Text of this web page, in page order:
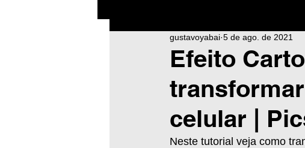
After Effects Android Destaques
Top PicsArt WhatsApp
Inteligência Artificial
Efeito
celular |
gustavoyabai 5 de ago. de 2021
Neste tutorial veja como